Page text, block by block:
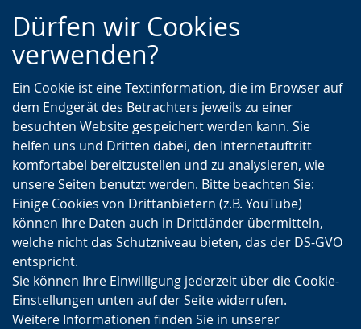
Zur
Hauptnavigation
Zur
Seitennavigation
Zum
Inhalt
Dürfen wir Cookies
verwenden?
Ein Cookie ist eine Textinformation, die im Browser auf
dem Endgerät des Betrachters jeweils zu einer
besuchten Website gespeichert werden kann. Sie
helfen uns und Dritten dabei, den Internetauftritt
komfortabel bereitzustellen und zu analysieren, wie
unsere Seiten benutzt werden. Bitte beachten Sie:
Einige Cookies von Drittanbietern (z.B. YouTube)
können Ihre Daten auch in Drittländer übermitteln,
welche nicht das Schutzniveau bieten, das der DS-GVO
entspricht.
Sie können Ihre Einwilligung jederzeit über die Cookie-
Einstellungen unten auf der Seite widerrufen.
Weitere Informationen finden Sie in unserer